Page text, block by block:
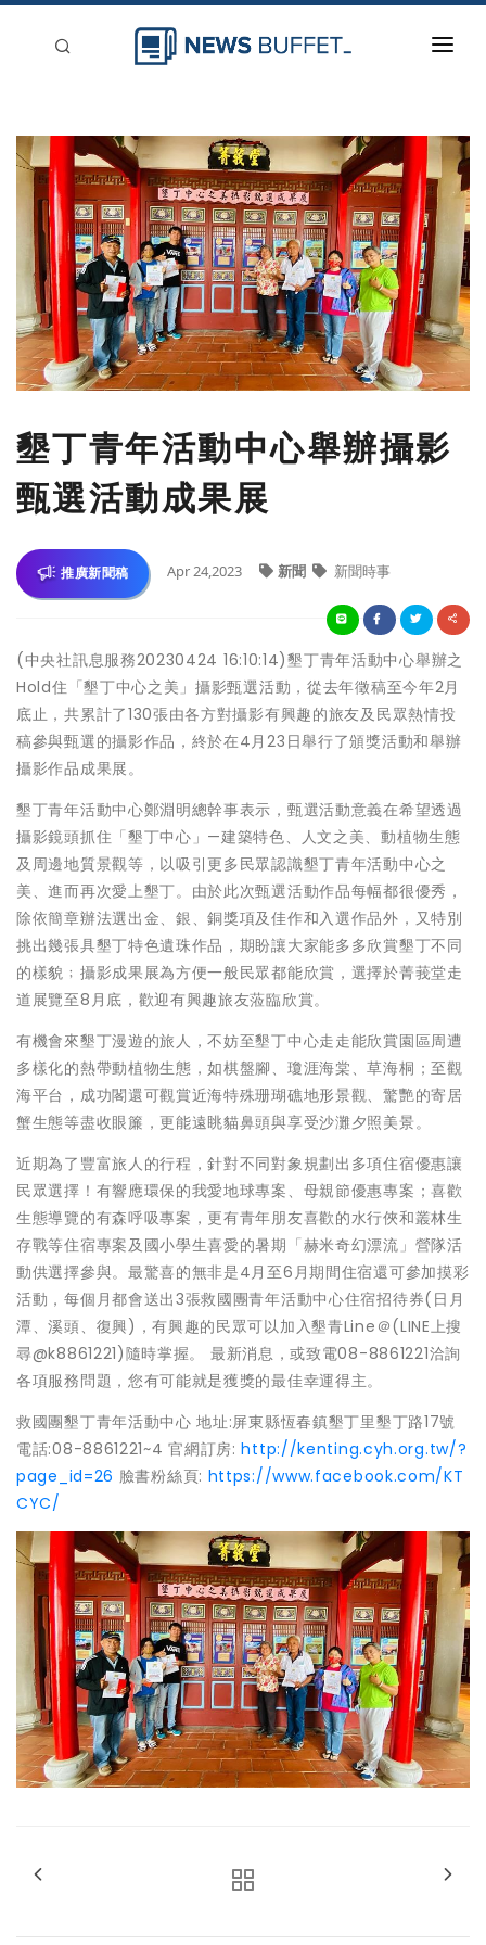
新聞稿分類
登入
刊登
墾丁青年活動中心舉辦攝影
甄選活動成果展
推廣新聞稿 Apr 24,2023 新聞 新聞時事
(中央社訊息服務20230424 16:10:14)墾丁青年活動中心舉辦之
Hold住「墾丁中心之美」攝影甄選活動，從去年徵稿至今年2月
底止，共累計了130張由各方對攝影有興趣的旅友及民眾熱情投
稿參與甄選的攝影作品，終於在4月23日舉行了頒獎活動和舉辦
攝影作品成果展。
墾丁青年活動中心鄭淵明總幹事表示，甄選活動意義在希望透過
攝影鏡頭抓住「墾丁中心」—建築特色、人文之美、動植物生態
及周邊地質景觀等，以吸引更多民眾認識墾丁青年活動中心之
美、進而再次愛上墾丁。由於此次甄選活動作品每幅都很優秀，
除依簡章辦法選出金、銀、銅獎項及佳作和入選作品外，又特別
挑出幾張具墾丁特色遺珠作品，期盼讓大家能多多欣賞墾丁不同
的樣貌﹔攝影成果展為方便一般民眾都能欣賞，選擇於菁莪堂走
道展覽至8月底，歡迎有興趣旅友蒞臨欣賞。
有機會來墾丁漫遊的旅人，不妨至墾丁中心走走能欣賞園區周遭
多樣化的熱帶動植物生態，如棋盤腳、瓊涯海棠、草海桐；至觀
海平台，成功閣還可觀賞近海特殊珊瑚礁地形景觀、驚艷的寄居
蟹生態等盡收眼簾，更能遠眺貓鼻頭與享受沙灘夕照美景。
近期為了豐富旅人的行程，針對不同對象規劃出多項住宿優惠讓
民眾選擇！有響應環保的我愛地球專案、母親節優惠專案；喜歡
生態導覽的有森呼吸專案，更有青年朋友喜歡的水行俠和叢林生
存戰等住宿專案及國小學生喜愛的暑期「赫米奇幻漂流」營隊活
動供選擇參與。最驚喜的無非是4月至6月期間住宿還可參加摸彩
活動，每個月都會送出3張救國團青年活動中心住宿招待券(日月
潭、溪頭、復興)，有興趣的民眾可以加入墾青Line＠(LINE上搜
尋@k8861221)隨時掌握。 最新消息，或致電08-8861221洽詢
各項服務問題，您有可能就是獲獎的最佳幸運得主。
救國團墾丁青年活動中心 地址:屏東縣恆春鎮墾丁里墾丁路17號
電話:08-8861221~4 官網訂房:http://kenting.cyh.org.tw/?
page_id=26 臉書粉絲頁: https://www.facebook.com/KT
CYC/